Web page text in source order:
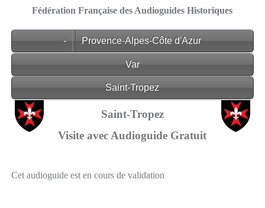
Fédération Française des Audioguides Historiques
- Provence-Alpes-Côte d'Azur
Var
Saint-Tropez
Saint-Tropez
Visite avec Audioguide Gratuit
Cet audioguide est en cours de validation